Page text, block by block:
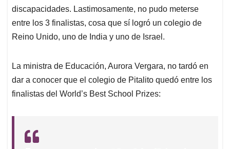
discapacidades. Lastimosamente, no pudo meterse
entre los 3 finalistas, cosa que sí logró un colegio de
Reino Unido, uno de India y uno de Israel.
La ministra de Educación, Aurora Vergara, no tardó en
dar a conocer que el colegio de Pitalito quedó entre los
finalistas del World’s Best School Prizes: